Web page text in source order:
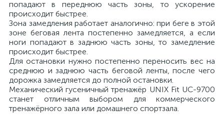
попадают в переднюю часть зоны, то ускорение
происходит быстрее.
Зона замедления работает аналогично: при беге в этой
зоне беговая лента постепенно замедляется, а если
ноги попадают в заднюю часть зоны, то замедление
происходит быстрее.
Для остановки нужно постепенно переносить вес на
среднюю и заднюю часть беговой ленты, после чего
дорожка замедляется до полной остановки.
Механический гусеничный тренажёр UNIX Fit UC-9700
станет отличным выбором для коммерческого
тренажёрного зала или домашнего спортзала.